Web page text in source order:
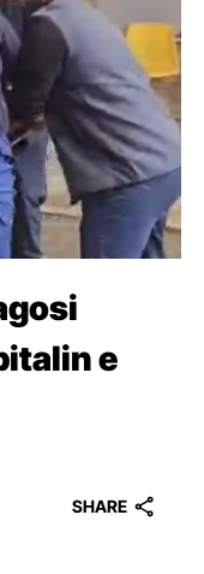
e
SHARE